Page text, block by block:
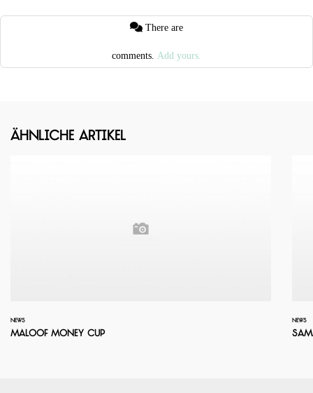
comments. Add yours.
Ähnliche Artikel
NEWS
Maloof Money Cup
NEWS